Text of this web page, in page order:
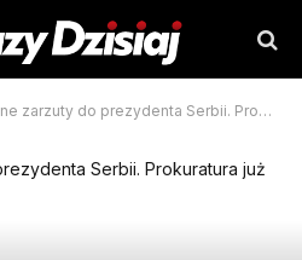
do prezydenta Serbii. Prokuratura już powiadomiona